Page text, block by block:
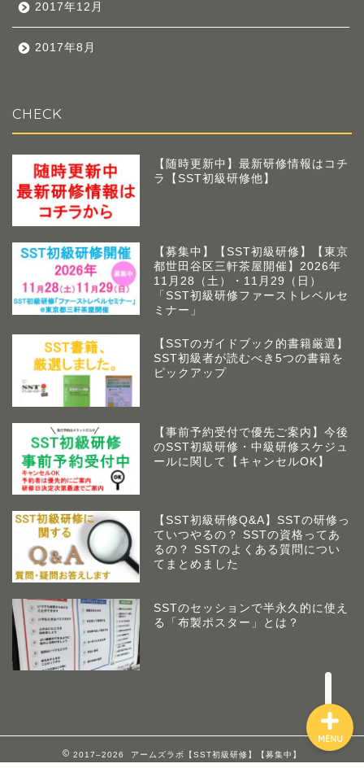
2017年12月
2017年8月
CHECK
【随時更新中】最新研修情報はコチ
ラ【SST初級研修他】
【募集中】【SST初級研修】【東京
都世田谷区三軒茶屋開催】2026年
11月28（土）・11月29（日）
「SST初級研修ファーストレベルセ
ミナー」
【SSTのガイドブック的書籍厳選】
SST初級者が読むべき5つの書籍を
ピックアップ
【事前予約受付で優先ご案内】今後
のSST初級研修・中級研修スケジュ
ールに関して【キャンセルOK】
【SST初級研修Q&A】SSTの研修っ
ていつやるの？ SSTの資格ってあ
るの？ SSTのよくある質問につい
てまとめました
SSTのセッションで半永久的に使え
る「布製ポスター」とは？
2017–2026 アームズラボ【SST初級研修】【募集中】
MENU
アームズラボとは
て